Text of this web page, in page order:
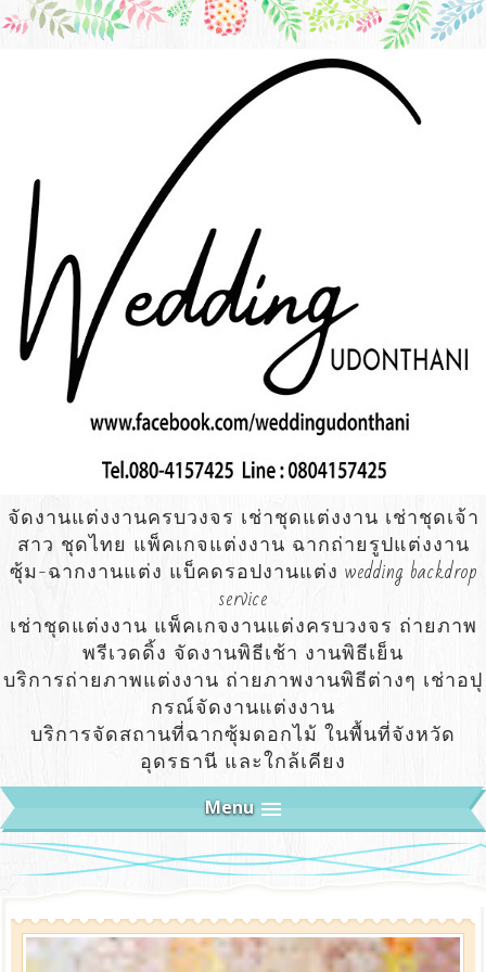
จัดงานแต่งงานครบวงจร เช่าชุดแต่งงาน เช่าชุดเจ้า
สาว ชุดไทย แพ็คเกจแต่งงาน ฉากถ่ายรูปแต่งงาน
ซุ้ม-ฉากงานแต่ง แบ็คดรอปงานแต่ง wedding backdrop
service
เช่าชุดแต่งงาน แพ็คเกจงานแต่งครบวงจร ถ่ายภาพ
พรีเวดดิ้ง จัดงานพิธีเช้า งานพิธีเย็น
บริการถ่ายภาพแต่งงาน ถ่ายภาพงานพิธีต่างๆ เช่าอปุ
กรณ์จัดงานแต่งงาน
บริการจัดสถานที่ฉากซุ้มดอกไม้ ในพื้นที่จังหวัด
อุดรธานี และใกล้เคียง
Menu